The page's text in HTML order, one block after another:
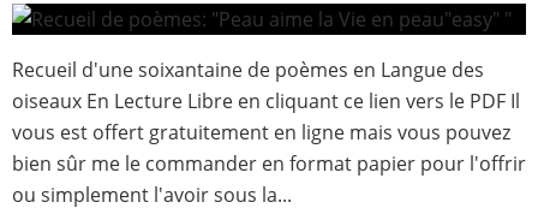
Recueil d'une soixantaine de poèmes en Langue des
oiseaux En Lecture Libre en cliquant ce lien vers le PDF Il
vous est offert gratuitement en ligne mais vous pouvez
bien sûr me le commander en format papier pour l'offrir
ou simplement l'avoir sous la...